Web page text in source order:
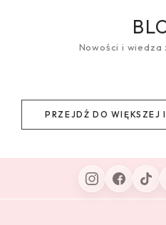
Nowości i wiedza
PRZEJDŹ DO WIĘKSZEJ